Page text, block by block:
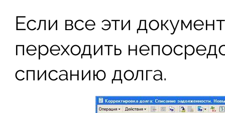
Если все эти
переходить
списанию долга.